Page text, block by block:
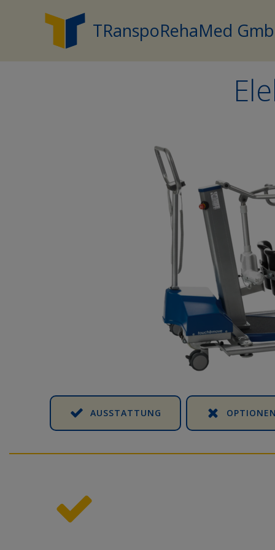
TRanspoRehaMed
AUSSTATTUNG OPTIONEN